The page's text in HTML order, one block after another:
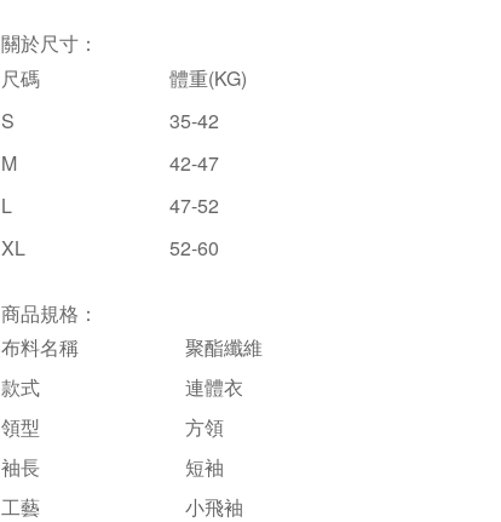
關於尺寸：
尺碼
體重(KG)
S
35-42
M
42-47
L
47-52
XL
52-60
商品規格：
布料名稱
聚酯纖維
款式
連體衣
領型
方領
袖長
短袖
工藝
小飛袖